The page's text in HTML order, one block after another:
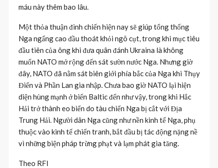
máu này thêm bao lâu.
Một thỏa thuận đình chiến hiện nay sẽ giúp tổng thống
Nga ngẩng cao đầu thoát khỏi ngõ cụt, trong khi mục tiêu
đầu tiên của ông khi đưa quân đánh Ukraina là không
muốn NATO mở rộng đến sát sườn nước Nga. Nhưng giờ
đây, NATO đã nằm sát biên giới phía bắc của Nga khi Thụy
Điển và Phần Lan gia nhập. Chưa bao giờ NATO lại hiện
diện hùng mạnh ở biển Baltic đến như vậy, trong khi Hắc
Hải trở thành eo biển do tàu chiến Nga bị cắt với Địa
Trung Hải. Người dân Nga cũng như nền kinh tế Nga, phụ
thuộc vào kinh tế chiến tranh, bắt đầu bị tác động nặng nề
vì những biện pháp trừng phạt và lạm phát gia tăng.
Theo RFI